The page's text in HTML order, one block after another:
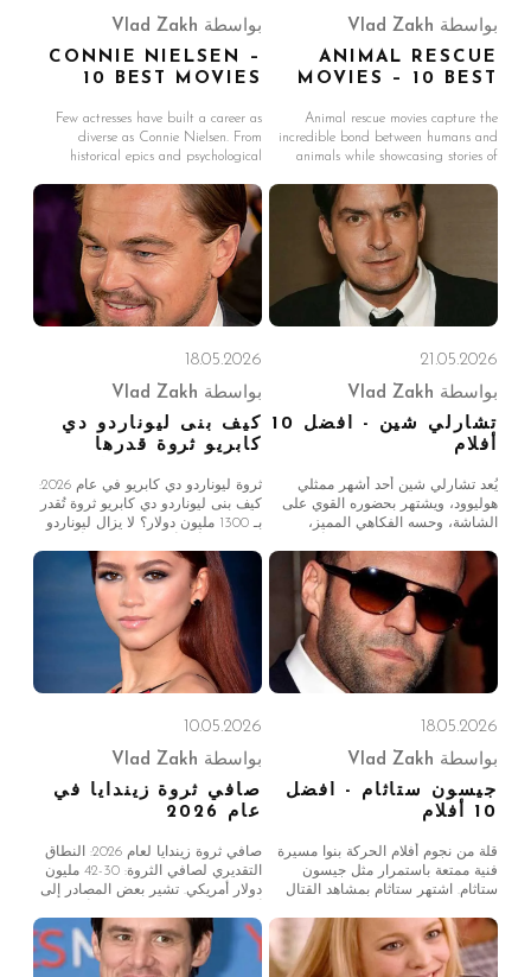
بواسطة Vlad Zakh
ANIMAL RESCUE
MOVIES – 10 BEST
Animal rescue movies capture the
incredible bond between humans and
animals while showcasing stories of
Whether inspired by true events or
fictional adventures, these films remind
us of the importance of compassion
and determination when
بواسطة Vlad Zakh
CONNIE NIELSEN –
10 BEST MOVIES
Few actresses have built a career as
diverse as Connie Nielsen. From
historical epics and psychological
acclaimed European dramas, Nielsen
has consistently delivered intelligent
and memorable performances. Best
known to many audiences as Lucilla in
21.05.2026
بواسطة Vlad Zakh
تشارلي شين - أفضل 10
أفلام
يُعد تشارلي شين أحد أشهر ممثلي
هوليوود، ويشتهر بحضوره القوي على
الشاشة، وحسه الفكاهي المميز،
الدراما الضخمة إلى الأفلام الكوميدية
ذات الشعبية الكبيرة. من أدائه القوي
في أفلام الحرب الكلاسيكية مثل
Platoon إلى الأفلام الأيقونية
18.05.2026
بواسطة Vlad Zakh
كيف بنى ليوناردو دي
كابريو ثروة قدرها
ثروة ليوناردو دي كابريو في عام 2026:
كيف بنى ليوناردو دي كابريو ثروة تُقدر
بـ 1300 مليون دولار؟ لا يزال ليوناردو
احترامًا في هوليوود. من أفلام كلاسيكية
وإنسبشن (2010) إلى أعمال درامية
حائزة على جوائز مثل ذا ريفينانت.
18.05.2026
بواسطة Vlad Zakh
جيسون ستاثام - أفضل
10 أفلام
قلة من نجوم أفلام الحركة بنوا مسيرة
فنية ممتعة باستمرار مثل جيسون
ستاثام. اشتهر ستاثام بمشاهد القتال
وجاذبيته المميزة كرجل قوي، ليصبح
أحد أكثر رموز أفلام الحركة موثوقية
في هوليوود. من أفلام الجريمة والإثارة
10.05.2026
بواسطة Vlad Zakh
صافي ثروة زيندايا في
عام 2026
صافي ثروة زيندايا لعام 2026: النطاق
التقديري لصافي الثروة: 30-42 مليون
دولار أمريكي. تشير بعض المصادر إلى
اعتمادًا على صفقات ما بعد البيع. نمو
صافي الثروة سنويًا (جدول التقديرات):
السنة، صافي الثروة التقديري، السبب